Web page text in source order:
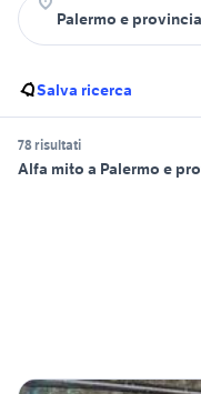
Salva ricerca
78 risultati
Alfa mito a Palermo e